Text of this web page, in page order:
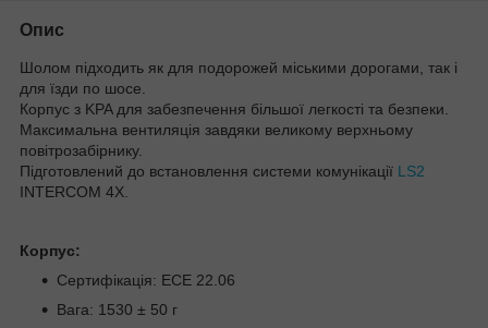
Опис
Шолом підходить як для подорожей міськими дорогами, так і
для їзди по шосе.
Корпус з KPA для забезпечення більшої легкості та безпеки.
Максимальна вентиляція завдяки великому верхньому
повітрозабірнику.
Підготовлений до встановлення системи комунікації LS2
INTERCOM 4X.
Корпус:
Сертифікація: ECE 22.06
Вага: 1530 ± 50 г